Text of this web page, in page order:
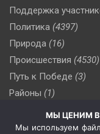
Поддержка
Политика (4397)
Природа (16)
Происшествия (4530)
Путь к Победе (3)
Районы (1)
(510)
Сельское хозяйство
МЫ ЦЕНИМ
Мы используем